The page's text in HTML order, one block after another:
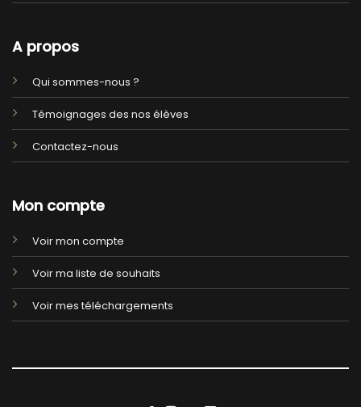
A propos
Qui sommes-nous ?
Témoignages des nos élèves
Contactez-nous
Mon compte
Voir mon compte
Voir ma liste de souhaits
Voir mes téléchargements